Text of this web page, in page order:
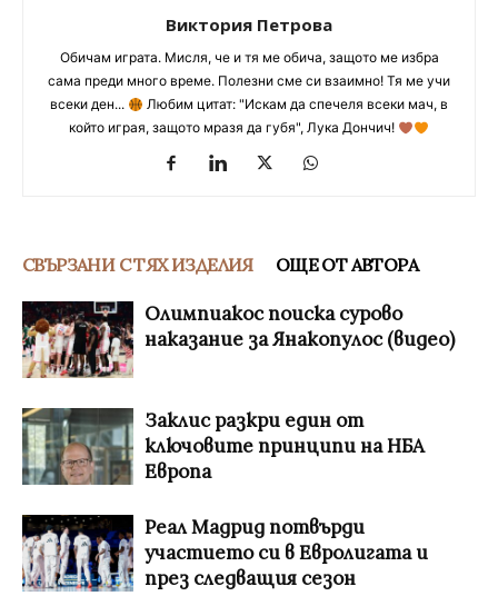
Виктория Петрова
Обичам играта. Мисля, че и тя ме обича, защото ме избра
сама преди много време. Полезни сме си взаимно! Тя ме учи
всеки ден...
Любим цитат: "Искам да спечеля всеки мач, в
който играя, защото мразя да губя", Лука Дончич!
СВЪРЗАНИ С ТЯХ ИЗДЕЛИЯ ОЩЕ ОТ АВТОРА
Олимпиакос поиска сурово
наказание за Янакопулос (видео)
Заклис разкри един от
ключовите принципи на НБА
Европа
Реал Мадрид потвърди
участието си в Евролигата и
през следващия сезон